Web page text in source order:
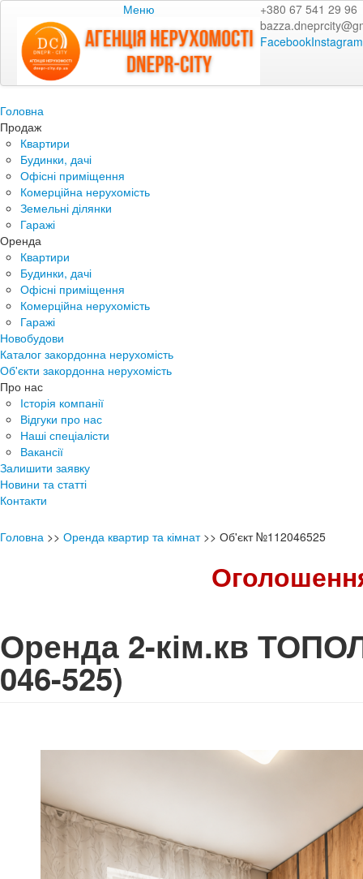
Меню
+380 67 541 29 96
FacebookInstagram
Головна
Продаж
Квартири
Будинки, дачі
Офісні приміщення
Комерційна нерухомість
Земельні ділянки
Гаражі
Оренда
Квартири
Будинки, дачі
Офісні приміщення
Комерційна нерухомість
Гаражі
Новобудови
Каталог закордонна нерухомість
Об'єкти закордонна нерухомість
Про нас
Історія компанії
Відгуки про нас
Наші спеціалісти
Вакансії
Залишити заявку
Новини та статті
Контакти
Головна >> Оренда квартир та кімнат>> Об'єкт №112046525
Оренда 2-кім.кв
046-525)